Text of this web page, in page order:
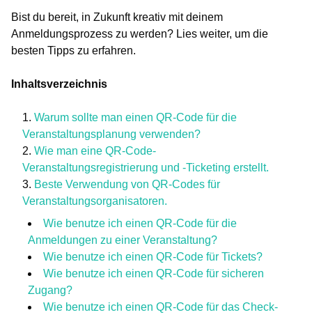
Bist du bereit, in Zukunft kreativ mit deinem
Anmeldungsprozess zu werden? Lies weiter, um die
besten Tipps zu erfahren.
Inhaltsverzeichnis
Warum sollte man einen QR-Code für die
Veranstaltungsplanung verwenden?
Wie man eine QR-Code-
Veranstaltungsregistrierung und -Ticketing erstellt.
Beste Verwendung von QR-Codes für
Veranstaltungsorganisatoren.
Wie benutze ich einen QR-Code für die
Anmeldungen zu einer Veranstaltung?
Wie benutze ich einen QR-Code für Tickets?
Wie benutze ich einen QR-Code für sicheren
Zugang?
Wie benutze ich einen QR-Code für das Check-